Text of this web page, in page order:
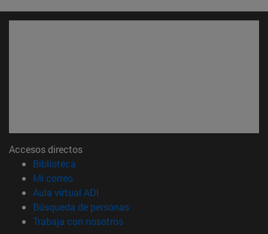
Accesos directos
Biblioteca
Mi correo(abre en nueva ventana)
Aula virtual ADI
Búsqueda de personas(abre en nueva ventana)
Trabaja con nosotros(abre en nueva ventana)